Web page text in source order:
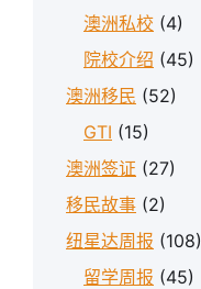
澳洲私校 (4)
院校介绍 (45)
澳洲移民 (52)
GTI (15)
澳洲签证 (27)
移民故事 (2)
纽星达周报 (108)
留学周报 (45)